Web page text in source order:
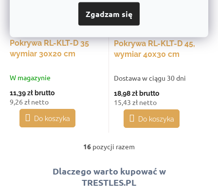
Zgadzam się
Pokrywa RL-KLT-D 35
wymiar 30x20 cm
W magazynie
11,39 zł brutto
9,26 zł netto
Do koszyka
Pokrywa RL-KLT-D 45,
wymiar 40x30 cm
Dostawa w ciągu 30 dni
18,98 zł brutto
15,43 zł netto
Do koszyka
K
n
t
r
16 pozycji razem
Dlaczego warto kupować w
TRESTLES.PL